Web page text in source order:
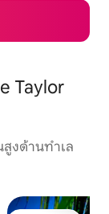
Taylor
งด้านทำเล